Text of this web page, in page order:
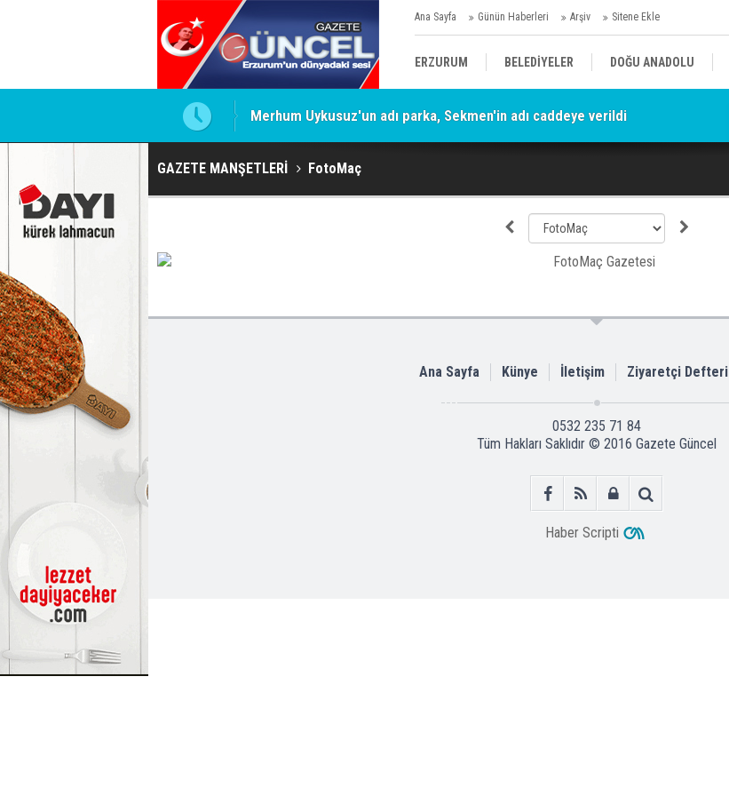
Ana Sayfa Günün Haberleri Arşiv Sitene Ekle
ERZURUM BELEDİYELER DOĞU ANADOLU
SİYASET AFAD/ SAVAŞ SPOR
Merhum Uykusuz'un adı parka, Sekmen'in adı caddeye verildi
GAZETE MANŞETLERİ FotoMaç
Ana Sayfa Künye İletişim Ziyaretçi Defteri
0532 235 71 84
Tüm Hakları Saklıdır © 2016 Gazete Güncel
Haber Scripti